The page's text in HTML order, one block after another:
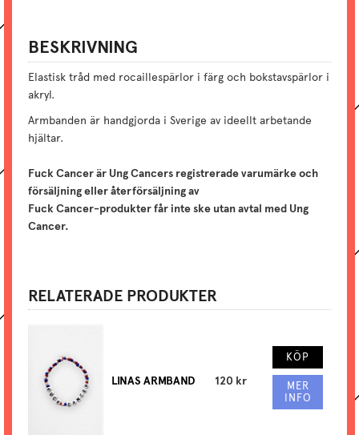
BESKRIVNING
Elastisk tråd med rocaillespärlor i färg och bokstavspärlor i
akryl.
Armbanden är handgjorda i Sverige av ideellt arbetande
hjältar.
Fuck Cancer är Ung Cancers registrerade varumärke och
försäljning eller återförsäljning av
Fuck Cancer-produkter får inte ske utan avtal med Ung
Cancer.
RELATERADE PRODUKTER
LINAS ARMBAND 120 kr
KÖP
MER
INFO